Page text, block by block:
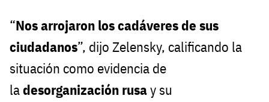
“Nos arrojaron los cadáveres de sus
ciudadanos”, dijo Zelensky, calificando la
situación como evidencia de
ladesorganización rusay su